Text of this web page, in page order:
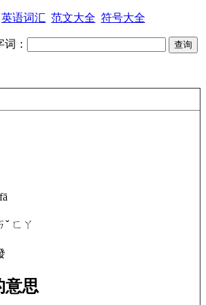
英语词汇 范文大全 符号大全
：
ˇ ㄈㄚ
意思